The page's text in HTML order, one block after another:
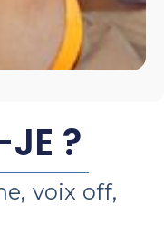
?
voix off,